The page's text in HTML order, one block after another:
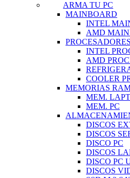
ARMA TU PC
MAINBOARD
INTEL
AMD
PROCESADORES
INTEL
AMD
COOLER
MEMORIAS
MEM.
MEM. PC
DISCOS
DISCOS
DISCO PC
DISCOS
DISCO PC
DISCOS